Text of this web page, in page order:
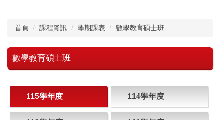
:::
首頁 課程資訊 學期課表 數學教育碩士班
數學教育碩士班
115學年度 114學年度